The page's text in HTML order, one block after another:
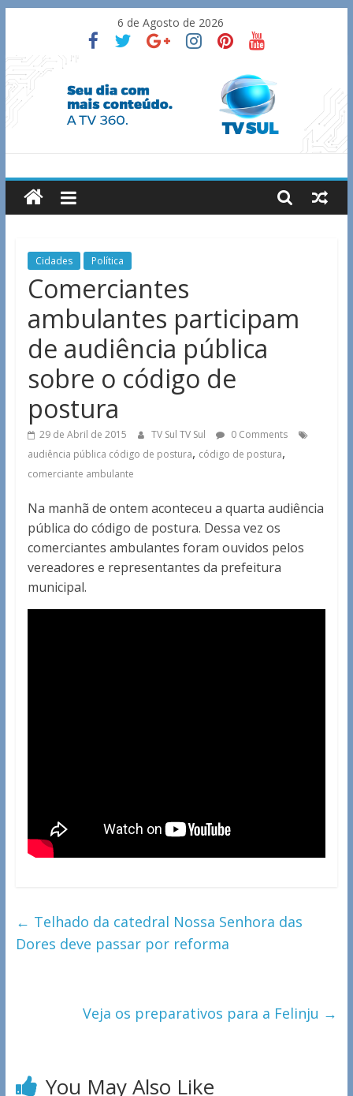
content
6 de Agosto de 2026
TV
Sul
Notícias
Guaxupé
região.
Cidades Política
Comerciantes
ambulantes participam
de audiência pública
sobre o código de
postura
29 de Abril de 2015 TV Sul TV Sul
0 Comments
audiência pública código de postura, código de postura,
comerciante ambulante
Na manhã de ontem aconteceu a quarta audiência
pública do código de postura. Dessa vez os
comerciantes ambulantes foram ouvidos pelos
vereadores e representantes da prefeitura
municipal.
← Telhado da catedral Nossa Senhora das
Dores deve passar por reforma
Veja os preparativos para a Felinju →
You May Also Like